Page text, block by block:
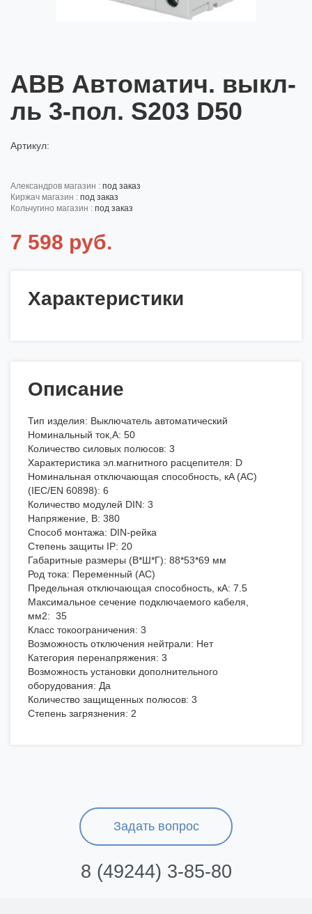
ABB Автоматич. выкл-
ль 3-пол. S203 D50
Артикул:
александров магазин : под заказ
киржач магазин : под заказ
кольчугино магазин : под заказ
7 598 руб.
Характеристики
Описание
Тип изделия: Выключатель автоматический
Номинальный ток,А: 50
Количество силовых полюсов: 3
Характеристика эл.магнитного расцепителя: D
Номинальная отключающая способность, кA (AC)
(IEC/EN 60898): 6
Количество модулей DIN: 3
Напряжение, В: 380
Способ монтажа: DIN-рейка
Степень защиты IP: 20
Габаритные размеры (В*Ш*Г): 88*53*69 мм
Род тока: Переменный (AC)
Предельная отключающая способность, кA: 7.5
Максимальное сечение подключаемого кабеля,
мм2: 35
Класс токоограничения: 3
Возможность отключения нейтрали: Нет
Категория перенапряжения: 3
Возможность установки дополнительного
оборудования: Да
Количество защищенных полюсов: 3
Степень загрязнения: 2
Задать вопрос
8 (49244) 3-85-80